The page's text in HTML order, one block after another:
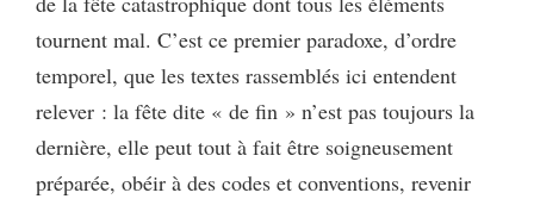
tournent mal. C’est ce premier paradoxe, d’ordre
temporel, que les textes rassemblés ici entendent
relever : la fête dite « de fin » n’est pas toujours la
dernière, elle peut tout à fait être soigneusement
préparée, obéir à des codes et conventions, revenir